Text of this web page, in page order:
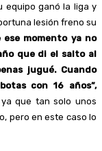
equipo ganó la liga y
lesión freno su
momento ya no
que di el salto al
jugué. Cuando
con 16 años”,
que tan solo unos
pero en este caso lo